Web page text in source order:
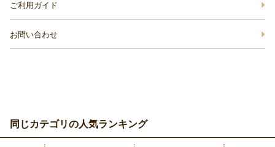
ご利用ガイド
お問い合わせ
同じカテゴリの人気ランキング